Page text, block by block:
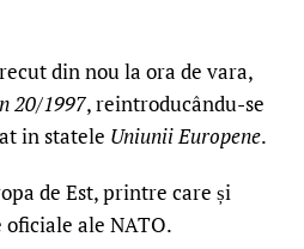
din nou la ora de vara,
20/1997, reintroducându-se
in statele Uniunii Europene.
de Est, printre care și
ale NATO.